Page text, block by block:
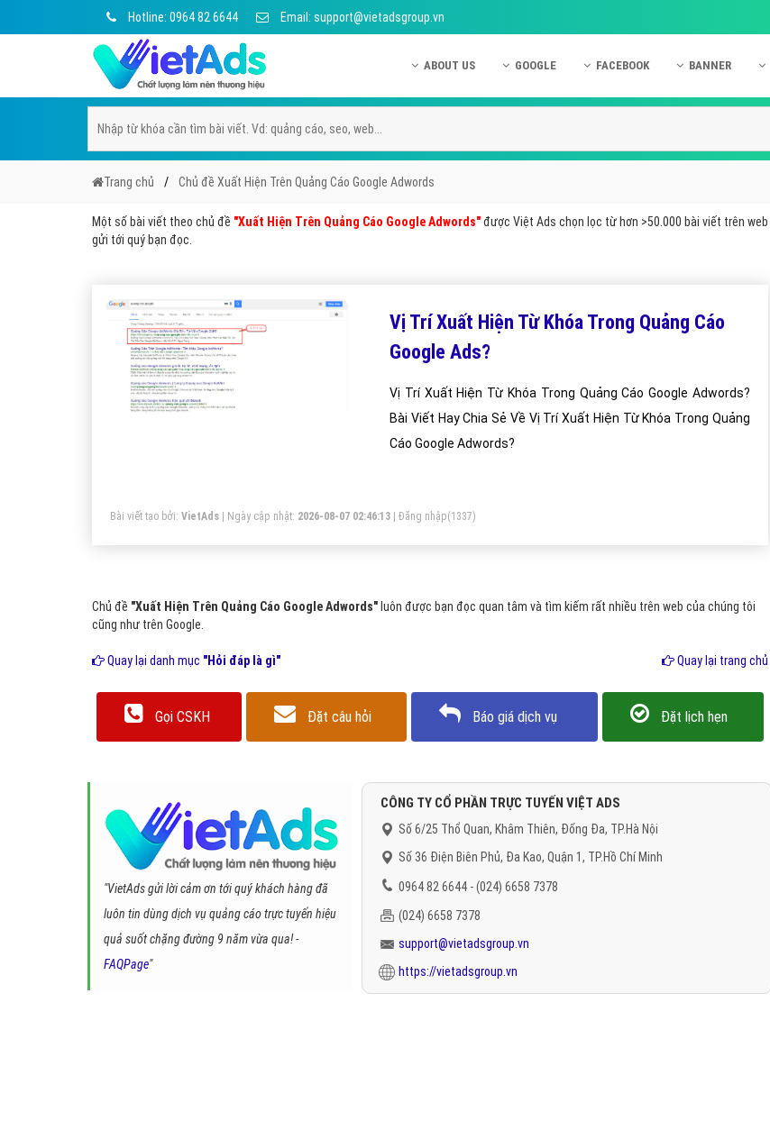
Hotline: 0964 82 6644 Email: support@vietadsgroup.vn
ABOUT US
Chính sách bảo mật Việt Ads
GOOGLE FACEBOOK BANNER
Trang chủ Chủ đề Xuất Hiện Trên Quảng Cáo Google Adwords
Một số bài viết theo chủ đề "Xuất Hiện Trên Quảng Cáo Google Adwords"được Việt Ads chọn lọc từ hơn >50.000 bài viết trên web
gửi tới quý bạn đọc.
Vị Trí Xuất Hiện Từ Khóa Trong Quảng Cáo
Google Ads?
Vị Trí Xuất Hiện Từ Khóa Trong Quảng Cáo Google Adwords?
Bài Viết Hay Chia Sẻ Về Vị Trí Xuất Hiện Từ Khóa Trong Quảng
Cáo Google Adwords?
Bài viết tạo bởi: VietAds | Ngày cập nhật: 2026-08-07 02:46:13 Đăng nhập(1337)
Chủ đề "Xuất Hiện Trên Quảng Cáo Google Adwords" luôn được bạn đọc quan tâm và tìm kiếm rất nhiều trên web của chúng tôi
cũng như trên Google.
Quay lại danh mục "Hỏi đáp là gì" Quay lại trang chủ
Gọi CSKH Đặt câu hỏi Báo giá dịch vụ Đặt lịch hẹn
"VietAds gửi lời cảm ơn tới quý khách hàng đã
luôn tin dùng dịch vụ quảng cáo trực tuyến hiệu
quả suốt chặng đường 9 năm vừa qua! -
FAQPage"
CÔNG TY CỔ PHẦN TRỰC TUYẾN VIỆT ADS
Số 6/25 Thổ Quan, Khâm Thiên, Đống Đa, TP.Hà Nội
Số 36 Điện Biên Phủ, Đa Kao, Quận 1, TP.Hồ Chí Minh
0964 82 6644 - (024) 6658 7378
(024) 6658 7378
support@vietadsgroup.vn
https://vietadsgroup.vn